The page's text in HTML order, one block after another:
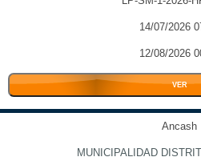
14/07/2026
12/08/2026
VER
Ancash
MUNICIPALIDAD